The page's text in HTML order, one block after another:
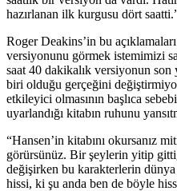
hazırlanan ilk kurgusu dört
Roger Deakins’in bu
versiyonunu görmek istemimizi
saat 40 dakikalık versiyonun son
biri olduğu gerçeğini
etkileyici olmasının başlıca
uyarlandığı kitabın ruhunu
“Hansen’in kitabını okursanız
görürsünüz. Bir şeylerin yitip
değişirken bu karakterlerin dünya
hissi, ki şu anda ben de böyle